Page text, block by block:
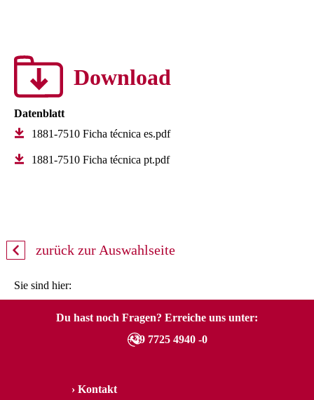
Download
Datenblatt
1881-7510 Ficha técnica es.pdf
1881-7510 Ficha técnica pt.pdf
zurück zur Auswahlseite
Sie sind hier:
Du hast noch Fragen? Erreiche uns unter:
+49 7725 4940 -0
Kontakt